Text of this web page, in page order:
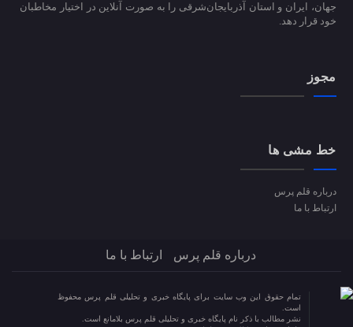
جهان، ایران و استان آذربایجان‌شرقی را به صورت آنلاین در اختیار مخاطبان
خود قرار دهد.
مجوز
خط مشی ها
درباره قلم پرس
ارتباط با ما
درباره قلم پرس ارتباط با ما
تمام حقوق این وب سایت برای پایگاه خبری و تحلیلی قلم پرس محفوظ
است.
نشر مطالب با ذکر نام پایگاه خبری و تحلیلی قلم پرس بلامانع است.